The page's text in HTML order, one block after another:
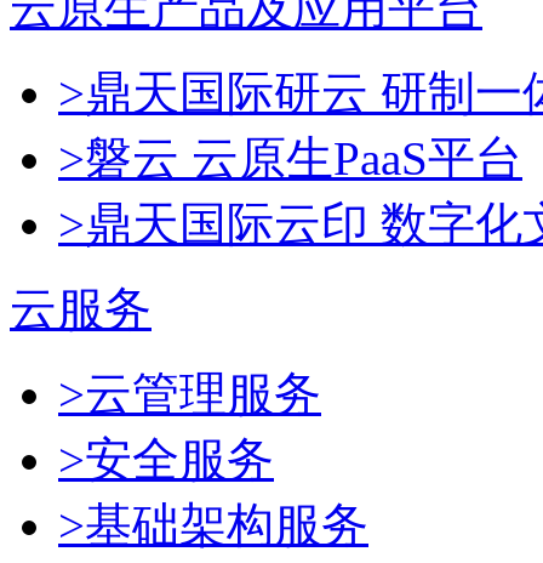
>鼎天国际研云 研制
>磐云 云原生PaaS平台
>鼎天国际云印 数字化
云服务
>云管理服务
>安全服务
>基础架构服务